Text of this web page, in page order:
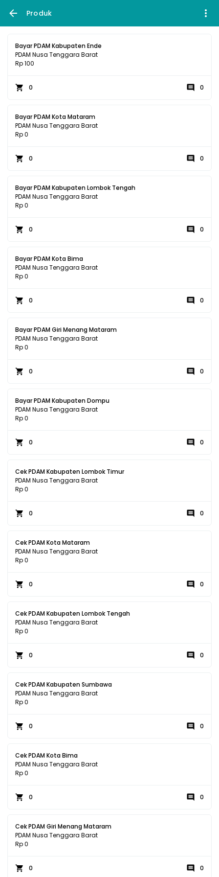
Produk
Bayar PDAM Kabupaten Ende
PDAM Nusa Tenggara Barat
Rp 100
0 0
Bayar PDAM Kota Mataram
PDAM Nusa Tenggara Barat
Rp 0
0 0
Bayar PDAM Kabupaten Lombok Tengah
PDAM Nusa Tenggara Barat
Rp 0
0 0
Bayar PDAM Kota Bima
PDAM Nusa Tenggara Barat
Rp 0
0 0
Bayar PDAM Giri Menang Mataram
PDAM Nusa Tenggara Barat
Rp 0
0 0
Bayar PDAM Kabupaten Dompu
PDAM Nusa Tenggara Barat
Rp 0
0 0
Cek PDAM Kabupaten Lombok Timur
PDAM Nusa Tenggara Barat
Rp 0
0 0
Cek PDAM Kota Mataram
PDAM Nusa Tenggara Barat
Rp 0
0 0
Cek PDAM Kabupaten Lombok Tengah
PDAM Nusa Tenggara Barat
Rp 0
0 0
Cek PDAM Kabupaten Sumbawa
PDAM Nusa Tenggara Barat
Rp 0
0 0
Cek PDAM Kota Bima
PDAM Nusa Tenggara Barat
Rp 0
0 0
Cek PDAM Giri Menang Mataram
PDAM Nusa Tenggara Barat
Rp 0
0 0